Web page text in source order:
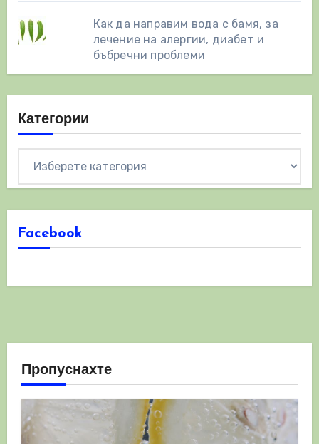
Как да направим вода с бамя, за
лечение на алергии, диабет и
бъбречни проблеми
Категории
Facebook
Пропуснахте